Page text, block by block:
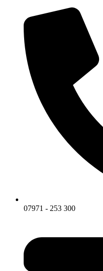
07971 - 253 300